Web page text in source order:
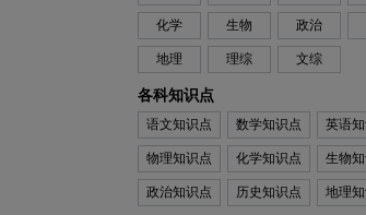
化学 生物 政治
地理 理综 文综
各科知识点
语文知识点 数学知识点 英语
物理知识点 化学知识点 生物
政治知识点 历史知识点 地理